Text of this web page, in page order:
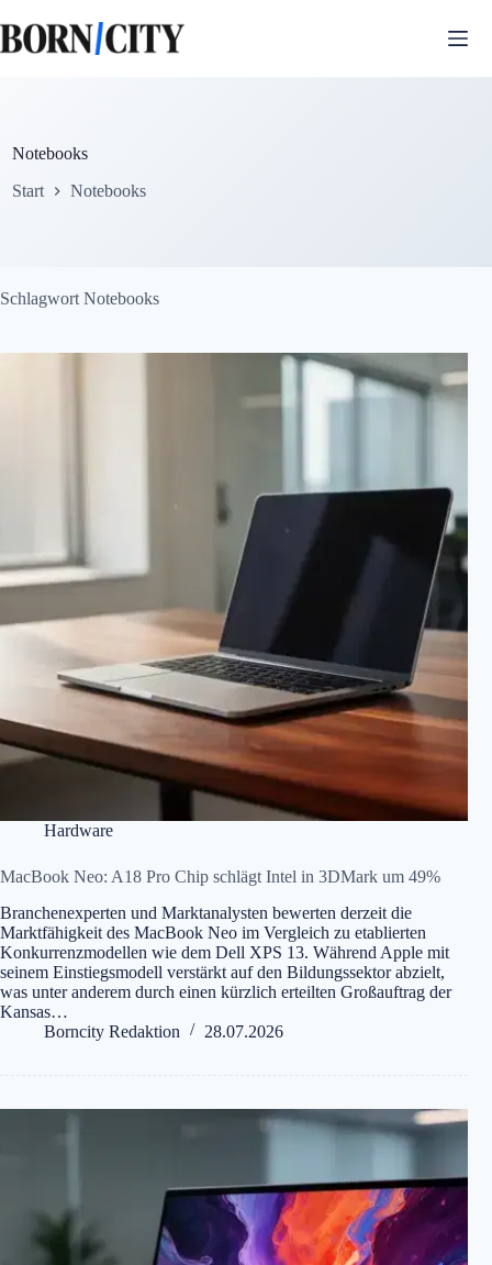
Inhalt
springen
Notebooks
Start Notebooks
Schlagwort Notebooks
Hardware
MacBook Neo: A18 Pro Chip schlägt Intel in 3DMark um 49%
Branchenexperten und Marktanalysten bewerten derzeit die
Marktfähigkeit des MacBook Neo im Vergleich zu etablierten
Konkurrenzmodellen wie dem Dell XPS 13. Während Apple mit
seinem Einstiegsmodell verstärkt auf den Bildungssektor abzielt,
was unter anderem durch einen kürzlich erteilten Großauftrag der
Kansas…
Borncity Redaktion
28.07.2026